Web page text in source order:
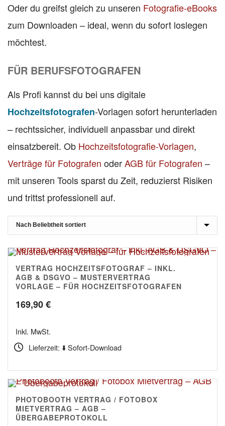
Oder du greifst gleich zu unseren Fotografie-eBooks
zum Downloaden – ideal, wenn du sofort loslegen
möchtest.
FÜR BERUFSFOTOGRAFEN
Als Profi kannst du bei uns digitale
Hochzeitsfotografen-Vorlagen sofort herunterladen
– rechtssicher, individuell anpassbar und direkt
einsatzbereit. Ob Hochzeitsfotografie-Vorlagen,
Verträge für Fotografen oderAGB für Fotografen –
mit unseren Tools sparst du Zeit, reduzierst Risiken
und trittst professionell auf.
4.83
VERTRAG HOCHZEITSFOTOGRAF – INKL.
AGB & DSGVO – MUSTERVERTRAG
VORLAGE – FÜR HOCHZEITSFOTOGRAFEN
169,90€
Inkl. MwSt.
Lieferzeit: ⬇️ Sofort-Download
4.78
PHOTOBOOTH VERTRAG / FOTOBOX
MIETVERTRAG – AGB –
ÜBERGABEPROTOKOLL